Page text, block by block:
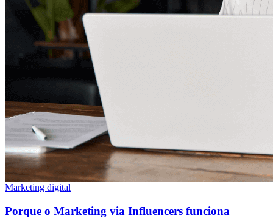
Marketing digital
Porque o Marketing via Influencers funciona